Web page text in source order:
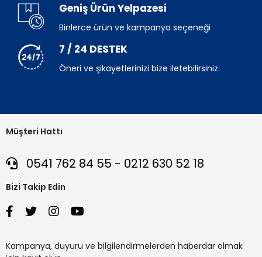
Geniş Ürün Yelpazesi
Binlerce ürün ve kampanya seçeneği
7 / 24 DESTEK
Öneri ve şikayetlerinizi bize iletebilirsiniz.
Müşteri Hattı
0541 762 84 55 - 0212 630 52 18
Bizi Takip Edin
Kampanya, duyuru ve bilgilendirmelerden haberdar olmak